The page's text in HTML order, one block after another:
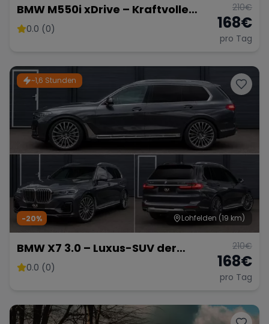
BMW M550i xDrive – Kraftvolle
Limousine
0.0 (0)
210€
168€
pro Tag
~1,6 Stunden
Lohfelden (19 km)
-20%
BMW X7 3.0 – Luxus-SUV der
Extraklasse
0.0 (0)
210€
168€
pro Tag